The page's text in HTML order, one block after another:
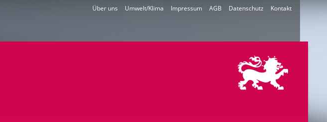
Kontakt
Datenschutz
AGB
Impressum
Umwelt/Klima
Über uns